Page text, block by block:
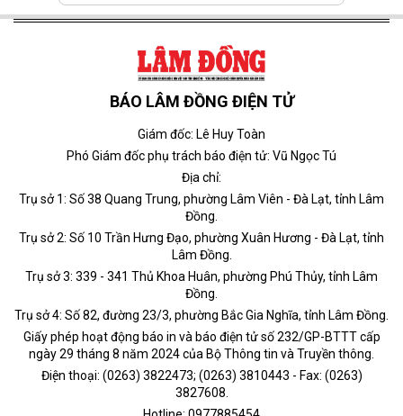
BÁO LÂM ĐỒNG ĐIỆN TỬ
Giám đốc: Lê Huy Toàn
Phó Giám đốc phụ trách báo điện tử: Vũ Ngọc Tú
Địa chỉ:
Trụ sở 1: Số 38 Quang Trung, phường Lâm Viên - Đà Lạt, tỉnh Lâm
Đồng.
Trụ sở 2: Số 10 Trần Hưng Đạo, phường Xuân Hương - Đà Lạt, tỉnh
Lâm Đồng.
Trụ sở 3: 339 - 341 Thủ Khoa Huân, phường Phú Thủy, tỉnh Lâm
Đồng.
Trụ sở 4: Số 82, đường 23/3, phường Bắc Gia Nghĩa, tỉnh Lâm Đồng.
Giấy phép hoạt động báo in và báo điện tử số 232/GP-BTTT cấp
ngày 29 tháng 8 năm 2024 của Bộ Thông tin và Truyền thông.
Điện thoại: (0263) 3822473; (0263) 3810443 - Fax: (0263)
3827608.